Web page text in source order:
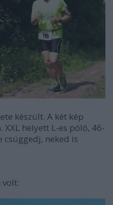
készült. A két kép
XXL helyett L-es póló, 46-
csüggedj, neked is
volt: